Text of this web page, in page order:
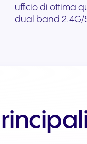
Telefonia Cloud
Salute e benessere
Partner
Contatta il
ufficio di ottima
dual band 2.4G/